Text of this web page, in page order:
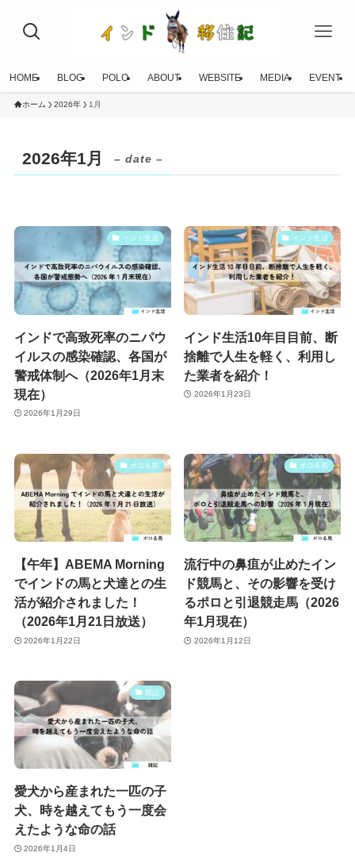
HOME BLOG POLO ABOUT WEBSITE MEDIA EVENT
ホーム 2026年 1月
2026年1月 – date –
インド生活
インドで高致死率のニパウ
イルスの感染確認、各国が
警戒体制へ（2026年1月末
現在）
2026年1月29日
インド生活
インド生活10年目目前、断
捨離で人生を軽く、利用し
た業者を紹介！
2026年1月23日
ポロ＆馬
【午年】ABEMA Morning
でインドの馬と犬達との生
活が紹介されました！
（2026年1月21日放送）
2026年1月22日
ポロ＆馬
流行中の鼻疽が止めたイン
ド競馬と、その影響を受け
るポロと引退競走馬（2026
年1月現在）
2026年1月12日
雑記
愛犬から産まれた一匹の子
犬、時を越えてもう一度会
えたような命の話
2026年1月4日